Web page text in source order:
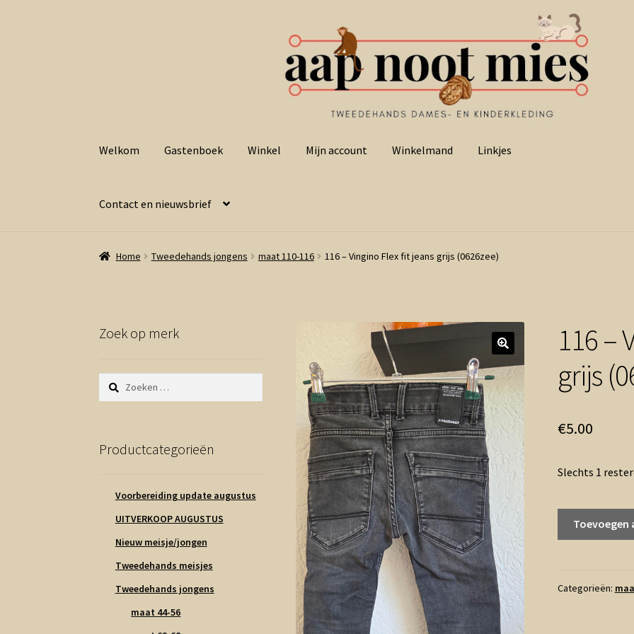
door
naar
Welkom Gastenboek Winkel Mijn account Winkelmand Linkjes
Contact en nieuwsbrief
Home Tweedehands jongens maat 110-116 116 – Vingino Flex fit jeans grijs (0626zee)
116 –
grijs
€5.00
Slechts 1
fit
Toevoegen
Categorieën:
Zoek op merk
Zoeken
naar:
Productcategorieën
Voorbereiding update augustus
UITVERKOOP AUGUSTUS
Nieuw meisje/jongen
Tweedehands meisjes
Tweedehands jongens
maat 44-56